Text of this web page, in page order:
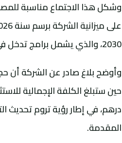
2030، والذي يشمل برامج تدخل في مجالات الماء الصالح للشرب، والكهرباء، والتطهير السائل.
درهم، في إطار رؤية تروم تحديث
المقدمة.